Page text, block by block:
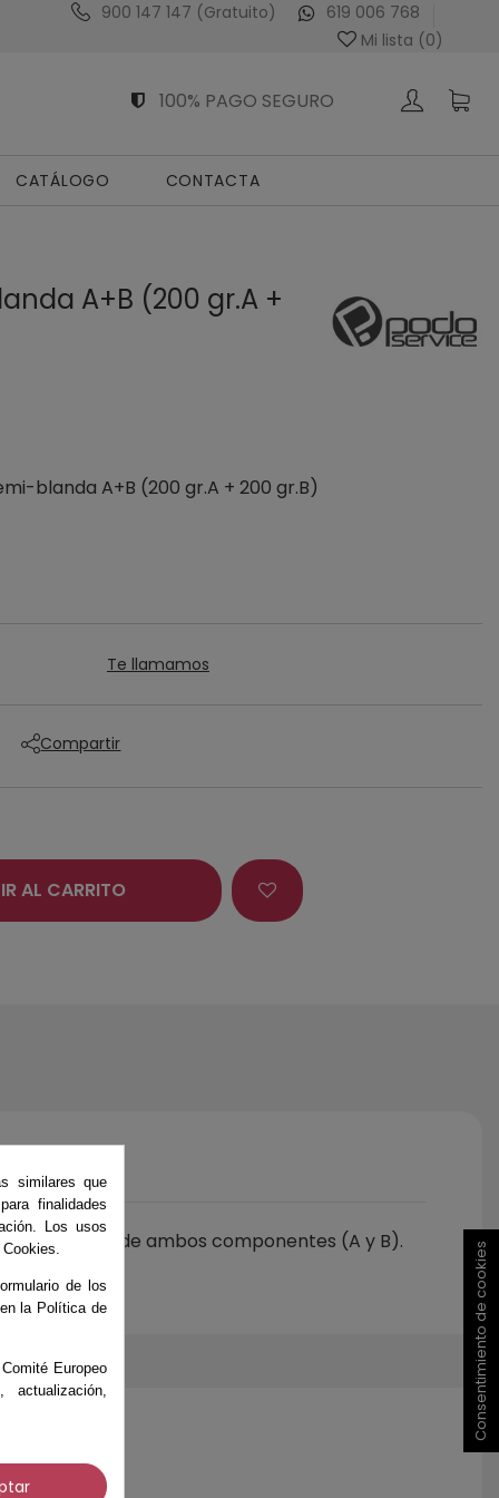
Venta Exclusiva al Profesional Sanitario
900 147 147 (Gratuito)
619 006 768
Mi lista (0)
100% PAGO SEGURO
CATÁLOGO CONTACTA
A+B (200 gr.A +
blanda A+B (200 gr.A + 200 gr.B)
Te llamamos
Compartir
AL CARRITO
cantidad de ambos componentes (A y B).
similares que
finalidades
Los usos
de los
la Política de
Europeo
Consentimiento de cookies